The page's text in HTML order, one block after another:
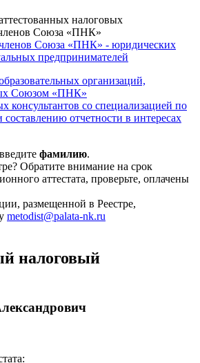
налоговых
членов Союза «ПНК»
Союза «ПНК» - юридических
предпринимателей
организаций,
Союзом «ПНК»
консультантов со специализацией по
отчетности в интересах
фамилию.
Обратите внимание на срок
аттестата, проверьте, оплачены
размещенной в Реестре,
metodist@palata-nk.ru
налоговый